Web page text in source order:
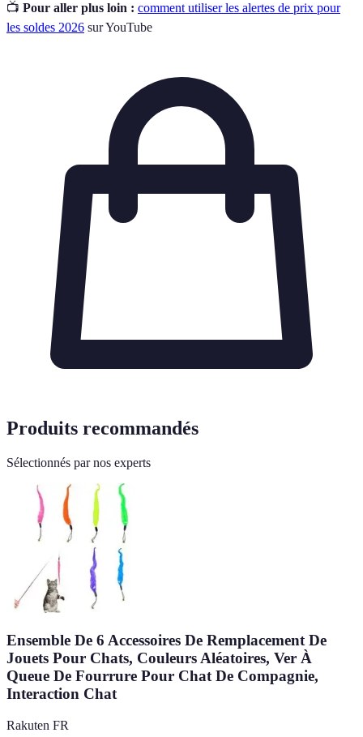
📺 Pour aller plus loin : comment utiliser les alertes de prix pour
les soldes 2026 sur YouTube
Produits recommandés
Sélectionnés par nos experts
Ensemble De 6 Accessoires De Remplacement De
Jouets Pour Chats, Couleurs Aléatoires, Ver À
Queue De Fourrure Pour Chat De Compagnie,
Interaction Chat
Rakuten FR